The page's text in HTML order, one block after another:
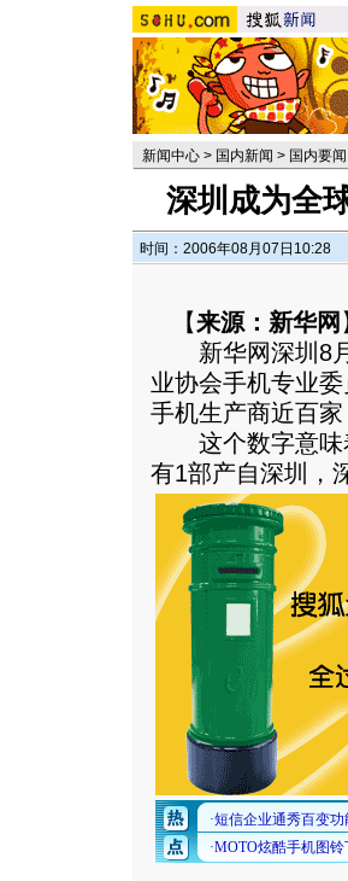
新闻中心 > 国内新闻 > 国内要闻
深圳成为全
时间：2006年08月07日10:28
【来源：新华网
新华网深圳8月
业协会手机专业
手机生产商近百
这个数字意味
有1部产自深圳，